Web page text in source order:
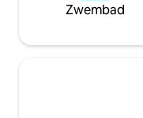
Zwembad